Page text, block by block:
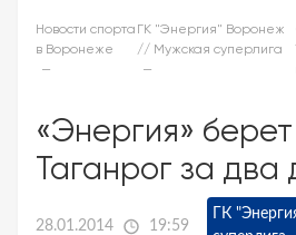
Новости спорта
в Воронеже
ГК "Энергия" Воронеж
// Мужская суперлига
«Энергия»
Таганрог за два
28.01.2014 19:59
ГК